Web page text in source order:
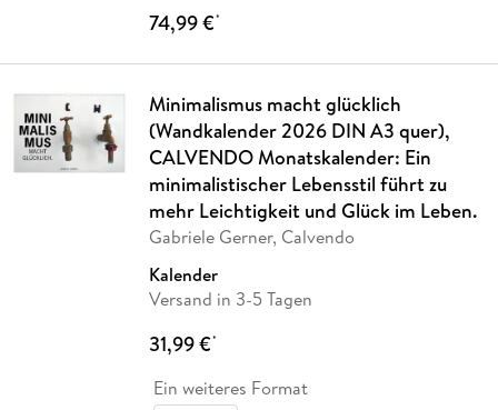
74,99 €*
Minimalismus macht glücklich
(Wandkalender 2026 DIN A3 quer),
CALVENDO Monatskalender: Ein
minimalistischer Lebensstil führt zu
mehr Leichtigkeit und Glück im Leben.
Gabriele Gerner, Calvendo
Kalender
Versand in 3-5 Tagen
31,99 €*
Ein weiteres Format